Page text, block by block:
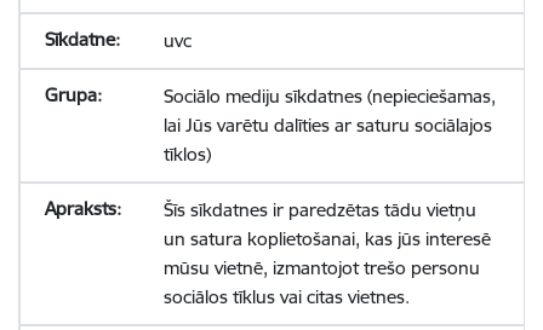
uvc
Sociālo mediju sīkdatnes (nepieciešamas,
lai Jūs varētu dalīties ar saturu sociālajos
tīklos)
Šīs sīkdatnes ir paredzētas tādu vietņu
un satura koplietošanai, kas jūs interesē
mūsu vietnē, izmantojot trešo personu
sociālos tīklus vai citas vietnes.